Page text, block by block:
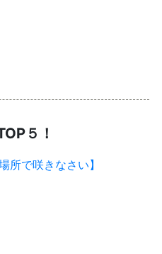
５！
所で咲きなさい】